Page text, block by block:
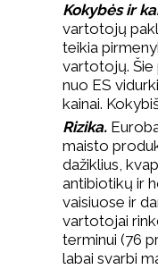
Kokybės ir
vartotojų
teikia
vartotojų. Šie
nuo ES
kainai.
Rizika.
maisto
dažiklius,
antibiotikų ir
vaisiuose ir
vartotojai
terminui (76
labai svarbi